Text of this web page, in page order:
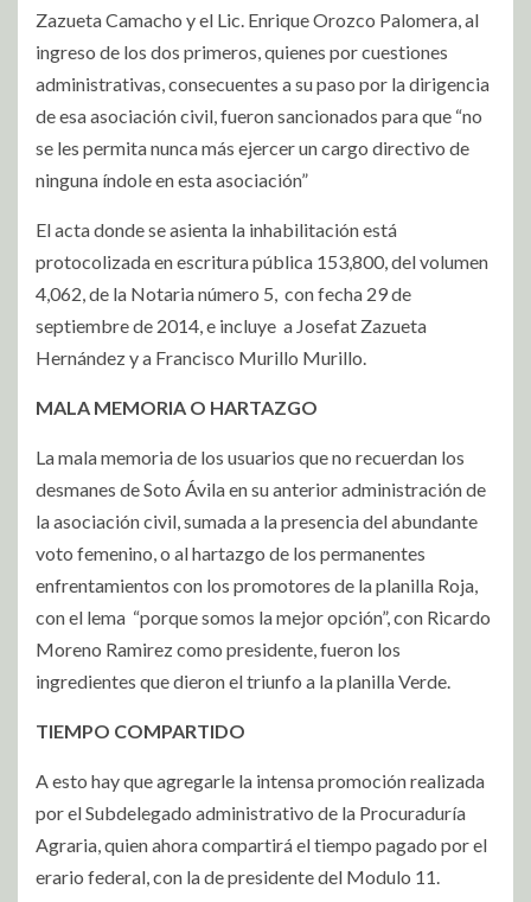
Zazueta Camacho y el Lic. Enrique Orozco Palomera, al
ingreso de los dos primeros, quienes por cuestiones
administrativas, consecuentes a su paso por la dirigencia
de esa asociación civil, fueron sancionados para que “no
se les permita nunca más ejercer un cargo directivo de
ninguna índole en esta asociación”
El acta donde se asienta la inhabilitación está
protocolizada en escritura pública 153,800, del volumen
4,062, de la Notaria número 5, con fecha 29 de
septiembre de 2014, e incluye a Josefat Zazueta
Hernández y a Francisco Murillo Murillo.
MALA MEMORIA O HARTAZGO
La mala memoria de los usuarios que no recuerdan los
desmanes de Soto Ávila en su anterior administración de
la asociación civil, sumada a la presencia del abundante
voto femenino, o al hartazgo de los permanentes
enfrentamientos con los promotores de la planilla Roja,
con el lema “porque somos la mejor opción”, con Ricardo
Moreno Ramirez como presidente, fueron los
ingredientes que dieron el triunfo a la planilla Verde.
TIEMPO COMPARTIDO
A esto hay que agregarle la intensa promoción realizada
por el Subdelegado administrativo de la Procuraduría
Agraria, quien ahora compartirá el tiempo pagado por el
erario federal, con la de presidente del Modulo 11.